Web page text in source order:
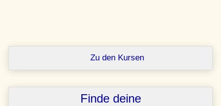
Zu den Kursen
Finde deine